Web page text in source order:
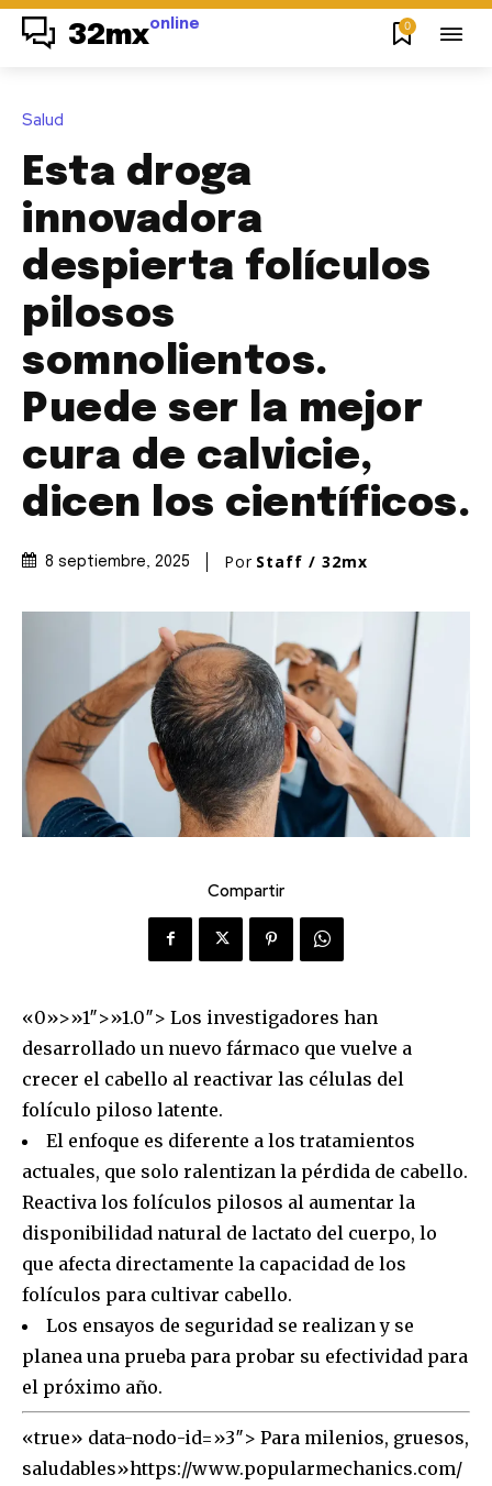
32mxonline 0
Salud
Esta droga
innovadora
despierta folículos
pilosos
somnolientos.
Puede ser la mejor
cura de calvicie,
dicen los científicos.
8 septiembre, 2025 Por Staff / 32mx
Compartir
«0»>»1″>»1.0″> Los investigadores han
desarrollado un nuevo fármaco que vuelve a
crecer el cabello al reactivar las células del
folículo piloso latente.
El enfoque es diferente a los tratamientos
actuales, que solo ralentizan la pérdida de cabello.
Reactiva los folículos pilosos al aumentar la
disponibilidad natural de lactato del cuerpo, lo
que afecta directamente la capacidad de los
folículos para cultivar cabello.
Los ensayos de seguridad se realizan y se
planea una prueba para probar su efectividad para
el próximo año.
«true» data-nodo-id=»3″> Para milenios, gruesos,
saludables»https://www.popularmechanics.com/